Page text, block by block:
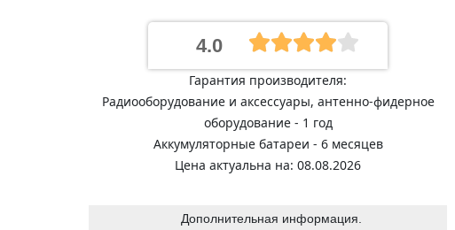
4.0
Гарантия производителя:
Радиооборудование и аксессуары, антенно-фидерное
оборудование - 1 год
Аккумуляторные батареи - 6 месяцев
Цена актуальна на: 08.08.2026
Дополнительная информация.